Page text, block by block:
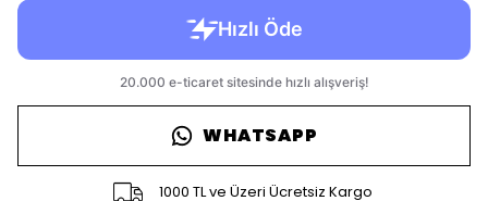
WHATSAPP
1000 TL ve Üzeri Ücretsiz Kargo